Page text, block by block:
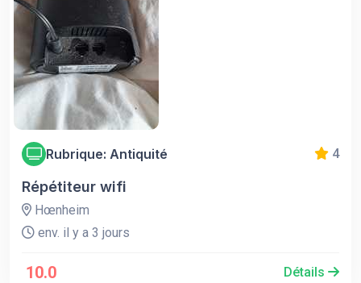
Rubrique: Antiquité 4
Répétiteur wifi
Hœnheim
env. il y a 3 jours
10.0 Détails